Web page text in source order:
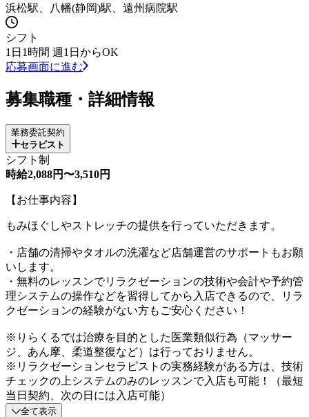
浜松駅、八幡(静岡)駅、遠州病院駅
シフト
1日1時間 週1日からOK
応募画面に進む
募集職種・詳細情報
業務委託契約
セラピスト
シフト制
時給2,088円〜3,510円
【お仕事内容】
もみほぐしやストレッチの提供を行っていただきます。
・店舗の清掃やタオルの洗濯など店舗運営のサポートもお願
いします。
・無料のレッスンでリラクゼーションの技術や会計や予約管
理システムの操作などを習得してから入店できるので、リラ
クゼーションの経験がない方もご安心ください！
※りらくるでは治療を目的とした医業類似行為（マッサー
ジ、あん摩、柔道整復など）は行っておりません。
※リラクゼーションセラピストの実務経験がある方は、技術
チェックの上システムのみのレッスンで入店も可能！（最短
当日契約、次の日には入店可能）
全て表示